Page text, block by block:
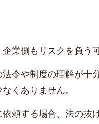
業側もリスクを負う
令や制度の理解が十
くありません。
頼する場合、法の抜